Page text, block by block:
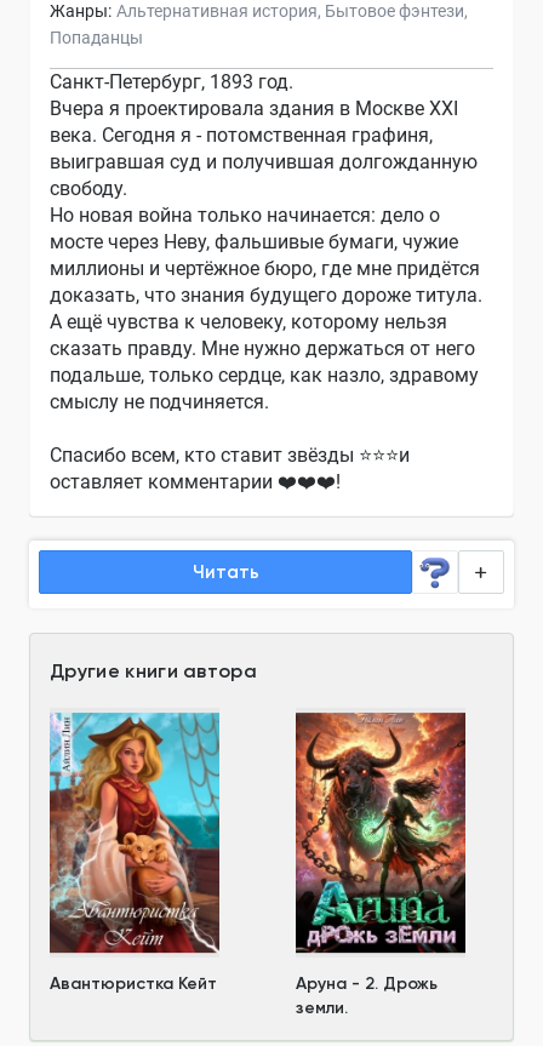
Жанры: Альтернативная история Бытовое фэнтези
Попаданцы
Санкт-Петербург, 1893 год.
Вчера я проектировала здания в Москве XXI
века. Сегодня я - потомственная графиня,
выигравшая суд и получившая долгожданную
свободу.
Но новая война только начинается: дело о
мосте через Неву, фальшивые бумаги, чужие
миллионы и чертёжное бюро, где мне придётся
доказать, что знания будущего дороже титула.
А ещё чувства к человеку, которому нельзя
сказать правду. Мне нужно держаться от него
подальше, только сердце, как назло, здравому
смыслу не подчиняется.
Спасибо всем, кто ставит звёзды ⭐⭐⭐и
оставляет комментарии ❤️❤️❤️!
Читать
Другие книги автора
Авантюристка Кейт
Аруна - 2. Дрожь
земли.